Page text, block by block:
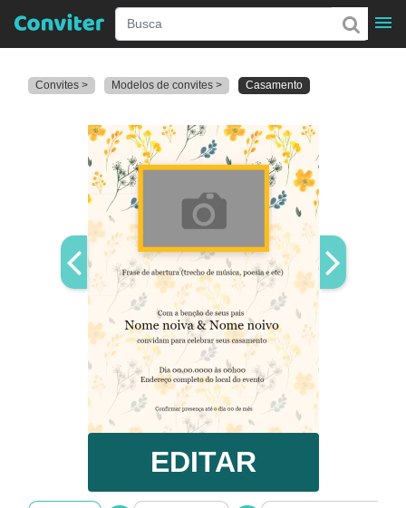
Convites > Modelos de convites > Casamento
EDITAR